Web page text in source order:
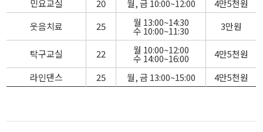
민요교실 20 월, 금 10:00~12:00
4만5천원
웃음치료
25 월 13:00~14:30
수 10:00~11:30 3만원
탁구교실 22 월 10:00~12:00
수 14:00~16:00
4만5천원
라인댄스
25 월, 금 13:00~15:00 4만5천원